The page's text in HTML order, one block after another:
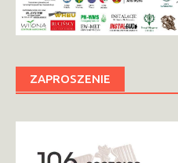
ZAPROSZENIE